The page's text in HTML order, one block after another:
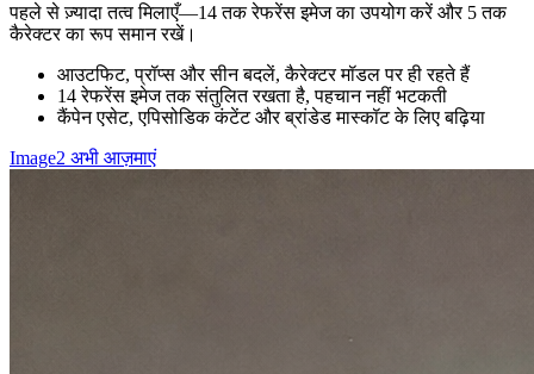
पहले से ज़्यादा तत्व मिलाएँ—14 तक रेफरेंस इमेज का उपयोग करें और 5 तक
कैरेक्टर का रूप समान रखें।
आउटफिट, प्रॉप्स और सीन बदलें, कैरेक्टर मॉडल पर ही रहते हैं
14 रेफरेंस इमेज तक संतुलित रखता है, पहचान नहीं भटकती
कैंपेन एसेट, एपिसोडिक कंटेंट और ब्रांडेड मास्कॉट के लिए बढ़िया
Image2 अभी आज़माएं